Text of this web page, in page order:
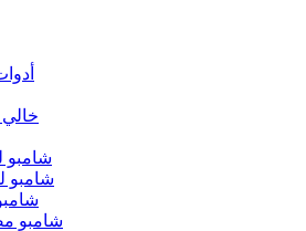
شامبو
شامبو
شامبو